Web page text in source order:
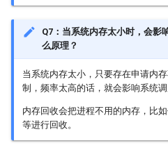
Q7：当系统内存太小时，会影
么原理？
当系统内存太小，只要存在申请内
制，频率太高的话，就会影响系统调
内存回收会把进程不用的内存，比
等进行回收。